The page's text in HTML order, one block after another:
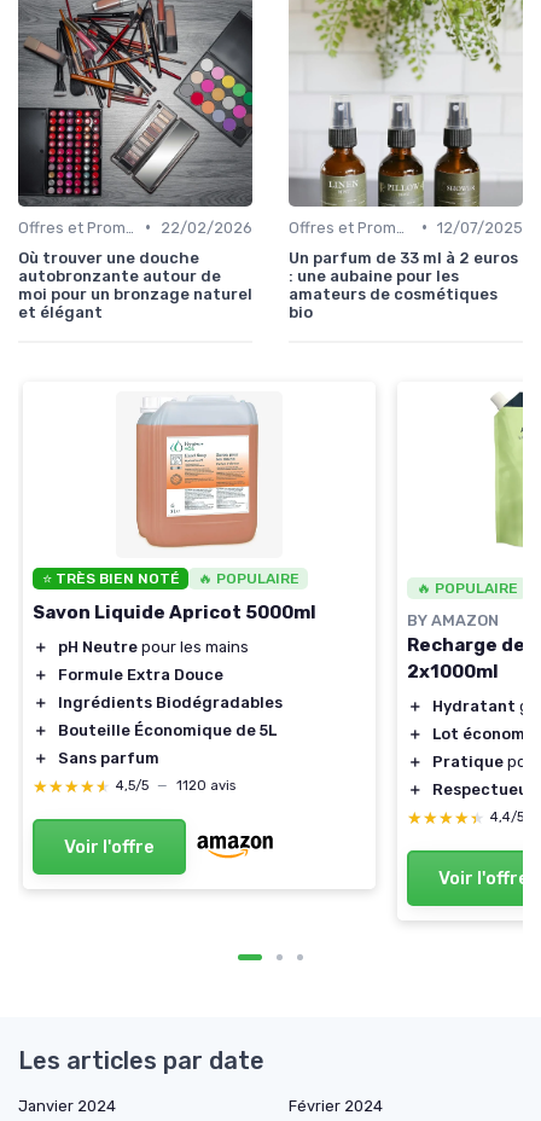
•
22/02/2026
Où trouver une douche
autobronzante autour de
moi pour un bronzage naturel
et élégant
• 12/07/2025
Un parfum de 33 ml à 2 euros
: une aubaine pour les
amateurs de cosmétiques
bio
⭐ TRÈS BIEN NOTÉ 🔥 POPULAIRE
Savon Liquide Apricot 5000ml
＋ pH Neutre pour les mains
＋
Formule Extra Douce
＋
Ingrédients Biodégradables
＋
Bouteille Économique de 5L
＋
Sans parfum
★★★★★
★★★★★ 4,5/5 — 1120 avis
Voir l'offre
🔥 POPULAIRE
BY AMAZON
Recharge de
2x1000ml
＋ Hydratant
＋
Lot
＋
Pratique
＋
Respectueux
★★★★★
★★★★★ 4,4/5
Voir l'offre
Les articles par date
Janvier 2024
Février 2024